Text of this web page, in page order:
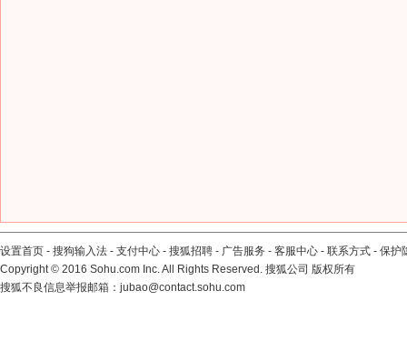
设置首页 - 搜狗输入法 - 支付中心 - 搜狐招聘 - 广告服务 - 客服中心 - 联系方式 - 保护
Copyright© 2016 Sohu.com Inc. All Rights Reserved. 搜狐公司 版权所有
搜狐不良信息举报邮箱： jubao@contact.sohu.com